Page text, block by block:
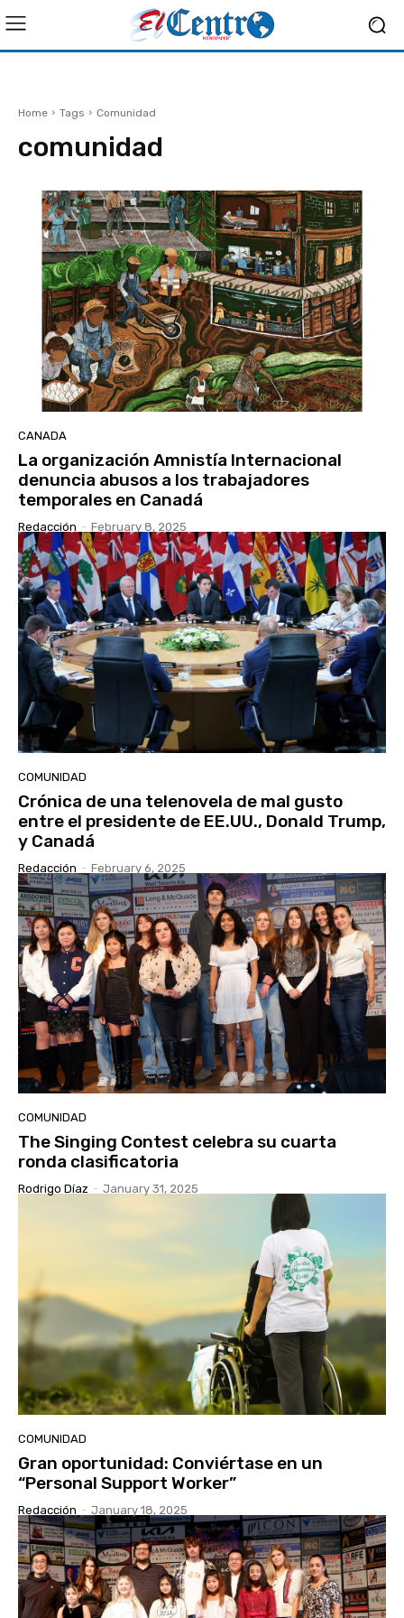
Home Tags Comunidad
comunidad
CANADA
La organización Amnistía Internacional
denuncia abusos a los trabajadores
temporales en Canadá
Redacción - February 8, 2025
COMUNIDAD
Crónica de una telenovela de mal gusto
entre el presidente de EE.UU., Donald Trump,
y Canadá
Redacción - February 6, 2025
COMUNIDAD
The Singing Contest celebra su cuarta
ronda clasificatoria
Rodrigo Díaz - January 31, 2025
COMUNIDAD
Gran oportunidad: Conviértase en un
“Personal Support Worker”
Redacción - January 18, 2025